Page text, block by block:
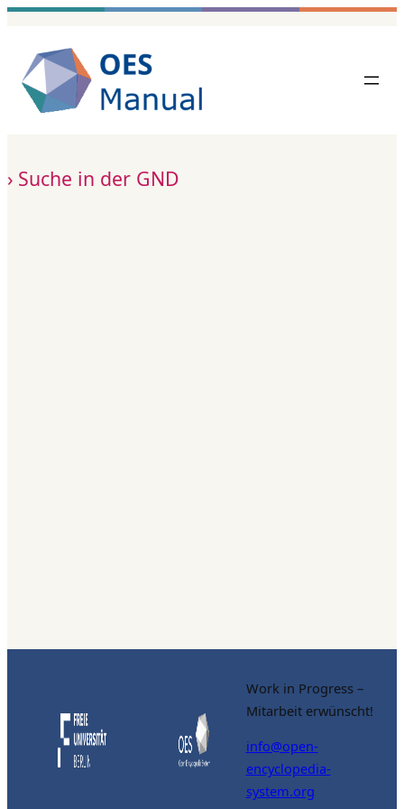
Zum
springen
Suche in der GND
Work in Progress –
Mitarbeit erwünscht!
info@open-
encyclopedia-
system.org